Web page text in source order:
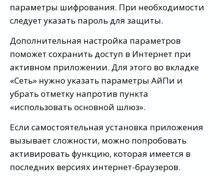
параметры шифрования. При необходимости
следует указать пароль для защиты.
Дополнительная настройка параметров
поможет сохранить доступ в Интернет при
активном приложении. Для этого во вкладке
«Сеть» нужно указать параметры АйПи и
убрать отметку напротив пункта
«использовать основной шлюз».
Если самостоятельная установка приложения
вызывает сложности, можно попробовать
активировать функцию, которая имеется в
последних версиях интернет-браузеров.